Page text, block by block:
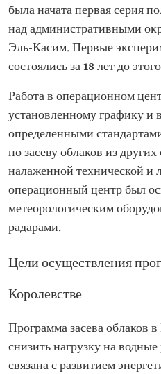
была начата первая серия
над административными
Эль-Касим. Первые
состоялись за 18 лет до
Работа в операционном
установленному графику и
определенными
по засеву облаков из других
налаженной технической и
операционный центр был
метеорологическим
радарами.
Цели осуществления
Королевстве
Программа засева облаков
снизить нагрузку на
связана с развитием